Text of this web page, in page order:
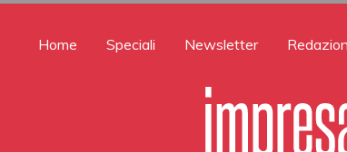
Home Speciali Newsletter